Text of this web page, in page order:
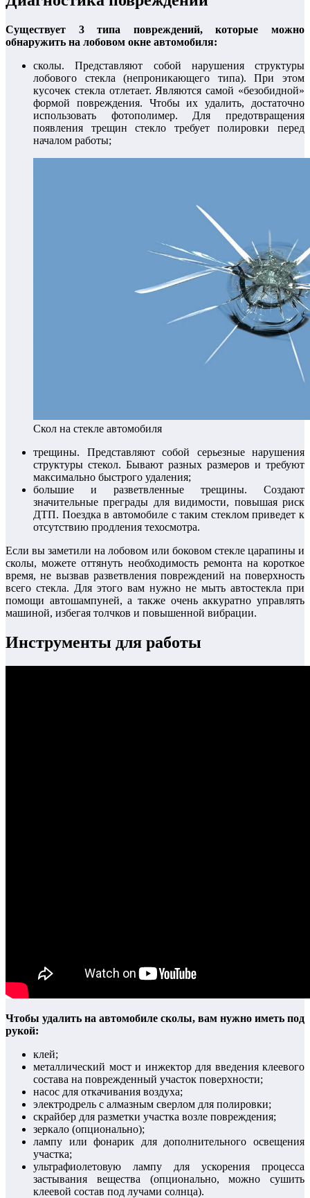
Существует 3 типа повреждений, которые можно
обнаружить на лобовом окне автомобиля:
сколы. Представляют собой нарушения структуры
лобового стекла (непроникающего типа). При этом
кусочек стекла отлетает. Являются самой «безобидной»
формой повреждения. Чтобы их удалить, достаточно
использовать фотополимер. Для предотвращения
появления трещин стекло требует полировки перед
началом работы;
Скол на стекле автомобиля
трещины. Представляют собой серьезные нарушения
структуры стекол. Бывают разных размеров и требуют
максимально быстрого удаления;
большие и разветвленные трещины. Создают
значительные преграды для видимости, повышая риск
ДТП. Поездка в автомобиле с таким стеклом приведет к
отсутствию продления техосмотра.
Если вы заметили на лобовом или боковом стекле царапины и
сколы, можете оттянуть необходимость ремонта на короткое
время, не вызвав разветвления повреждений на поверхность
всего стекла. Для этого вам нужно не мыть автостекла при
помощи автошампуней, а также очень аккуратно управлять
машиной, избегая толчков и повышенной вибрации.
Инструменты для работы
Чтобы удалить на автомобиле сколы, вам нужно иметь под
рукой:
клей;
металлический мост и инжектор для введения клеевого
состава на поврежденный участок поверхности;
насос для откачивания воздуха;
электродрель с алмазным сверлом для полировки;
скрайбер для разметки участка возле повреждения;
зеркало (опционально);
лампу или фонарик для дополнительного освещения
участка;
ультрафиолетовую лампу для ускорения процесса
застывания вещества (опционально, можно сушить
клеевой состав под лучами солнца).